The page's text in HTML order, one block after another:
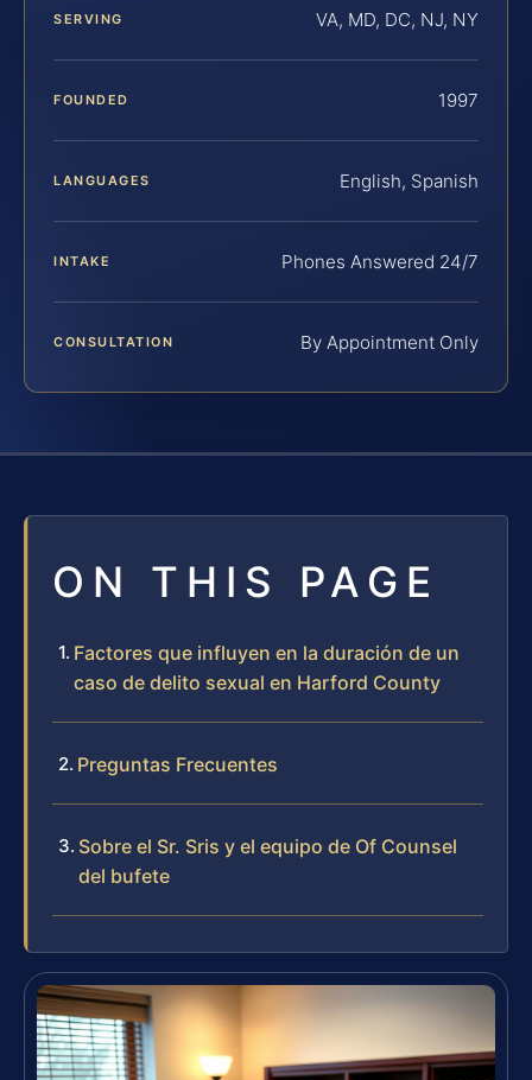
SERVING VA, MD, DC, NJ, NY
FOUNDED 1997
LANGUAGES English, Spanish
INTAKE Phones Answered 24/7
CONSULTATION By Appointment Only
ON THIS PAGE
Factores que influyen en la duración de un
caso de delito sexual en Harford County
Preguntas Frecuentes
Sobre el Sr. Sris y el equipo de Of Counsel
del bufete